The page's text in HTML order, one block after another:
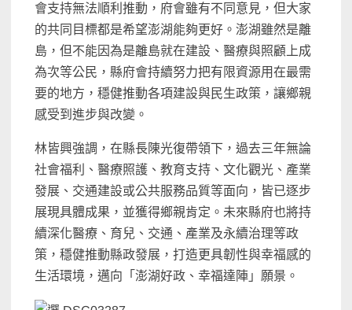
會支持無法順利推動，府會雖有不同意見，但大家
的共同目標都是希望澎湖能夠更好。澎湖雖然是離
島，但不能因為是離島就在建設、醫療與照顧上成
為次等公民，縣府會持續努力把有限資源用在最需
要的地方，穩健推動各項建設與民生政策，讓鄉親
感受到進步與改變。
林皆興強調，在縣長陳光復帶領下，過去三年無論
社會福利、醫療照護、教育支持、文化觀光、產業
發展、交通建設或公共服務品質等面向，皆已逐步
展現具體成果，並獲得鄉親肯定。未來縣府也將持
續深化醫療、育兒、交通、產業及永續治理等政
策，穩健推動縣政發展，打造更具韌性與幸福感的
生活環境，邁向「澎湖好政、幸福達陣」願景。